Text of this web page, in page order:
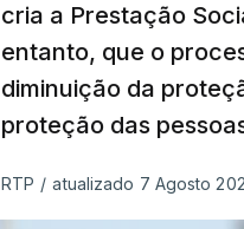
cria a Prestação
entanto, que o
diminuição da
proteção das
RTP / atualizado 7 Agosto